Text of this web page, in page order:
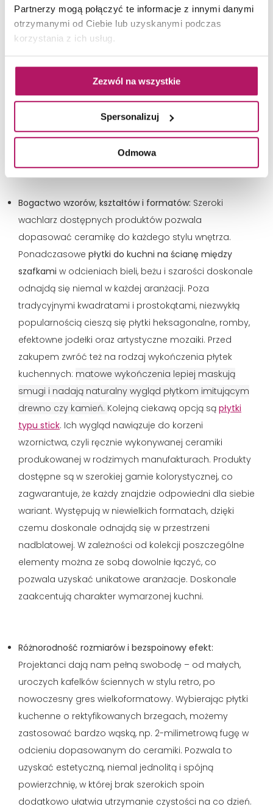
Partnerzy mogą połączyć te informacje z innymi danymi
otrzymanymi od Ciebie lub uzyskanymi podczas
korzystania z ich usług.
Zezwól na wszystkie
Spersonalizuj
Odmowa
detergentów. Czy płytki gresowe między szafkami
trzeba impregnować? Odpowiedź zależy od rodzaju
techniczny wykazują niemal zerową nasiąkliwość,
przez co nie chłoną zabrudzeń i nie wymagają
impregnacji, o tyle gres polerowany, ze względu na
otwarte mikropory powstałe w procesie polerowania,
często wymaga odpowiedniego zabezpieczenia, aby
skutecznie chronić powierzchnię przed uciążliwymi
plamami.
Bogactwo wzorów, kształtów i formatów: Szeroki
wachlarz dostępnych produktów pozwala
dopasować ceramikę do każdego stylu wnętrza.
Ponadczasowe płytki do kuchni na ścianę między
szafkami w odcieniach bieli, beżu i szarości doskonale
odnajdą się niemal w każdej aranżacji. Poza
tradycyjnymi kwadratami i prostokątami, niezwykłą
popularnością cieszą się płytki heksagonalne, romby,
efektowne jodełki oraz artystyczne mozaiki. Przed
zakupem zwróć też na rodzaj wykończenia płytek
kuchennych: matowe wykończenia lepiej maskują
smugi i nadają naturalny wygląd płytkom imitującym
drewno czy kamień. Kolejną ciekawą opcją są płytki
typu stick. Ich wygląd nawiązuje do korzeni
wzornictwa, czyli ręcznie wykonywanej ceramiki
produkowanej w rodzimych manufakturach. Produkty
dostępne są w szerokiej gamie kolorystycznej, co
zagwarantuje, że każdy znajdzie odpowiedni dla siebie
wariant. Występują w niewielkich formatach, dzięki
czemu doskonale odnajdą się w przestrzeni
nadblatowej. W zależności od kolekcji poszczególne
elementy można ze sobą dowolnie łączyć, co
pozwala uzyskać unikatowe aranżacje. Doskonale
zaakcentują charakter wymarzonej kuchni.
Różnorodność rozmiarów i bezspoinowy efekt:
Projektanci dają nam pełną swobodę – od małych,
uroczych kafelków ściennych w stylu retro, po
nowoczesny gres wielkoformatowy. Wybierając płytki
kuchenne o rektyfikowanych brzegach, możemy
zastosować bardzo wąską, np. 2-milimetrową fugę w
odcieniu dopasowanym do ceramiki. Pozwala to
uzyskać estetyczną, niemal jednolitą i spójną
powierzchnię, w której brak szerokich spoin
dodatkowo ułatwia utrzymanie czystości na co dzień.